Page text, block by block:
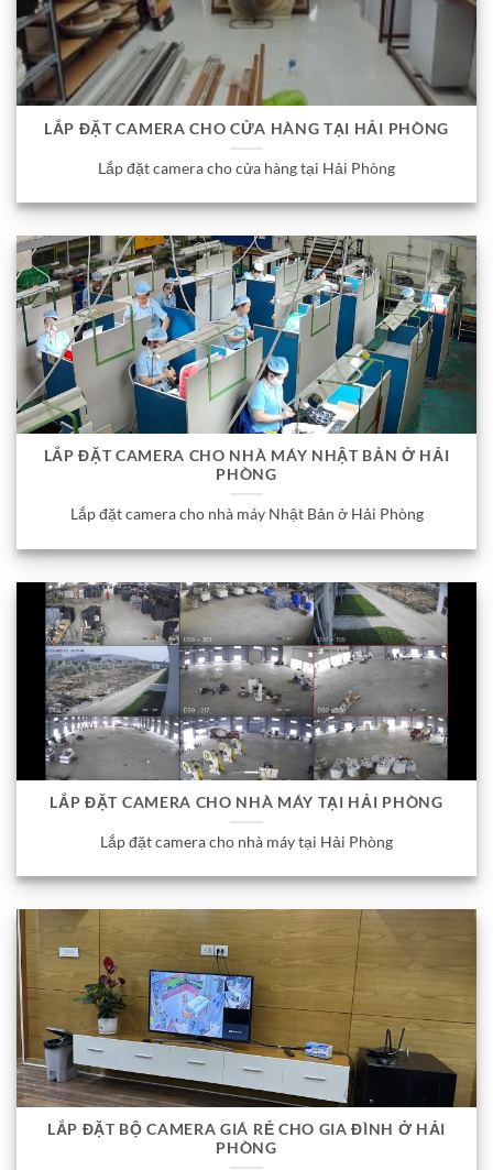
LẮP ĐẶT CAMERA CHO CỬA HÀNG TẠI HẢI PHÒNG
Lắp đặt camera cho cửa hàng tại Hải Phòng
LẮP ĐẶT CAMERA CHO NHÀ MÁY NHẬT BẢN Ở HẢI
PHÒNG
Lắp đặt camera cho nhà máy Nhật Bản ở Hải Phòng
LẮP ĐẶT CAMERA CHO NHÀ MÁY TẠI HẢI PHÒNG
Lắp đặt camera cho nhà máy tại Hải Phòng
LẮP ĐẶT BỘ CAMERA GIÁ RẺ CHO GIA ĐÌNH Ở HẢI
PHÒNG